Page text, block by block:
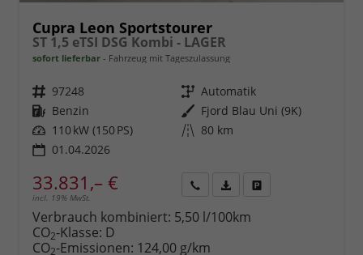
Cupra Leon Sportstourer
ST 1,5 eTSI DSG Kombi - LAGER
sofort lieferbar Fahrzeug mit Tageszulassung
Fahrzeugnr. 97248 Getriebe Automatik
Kraftstoff Benzin Außenfarbe Fjord Blau Uni (9K)
Leistung 110 kW (150 PS) Kilometerstand 80 km
01.04.2026
33.831,– €
incl. 19% MwSt.
anfordern
Datei,
Verbrauch kombiniert: 5,50 l/100km
CO2-Klasse: D
CO2-Emissionen: 124,00 g/km